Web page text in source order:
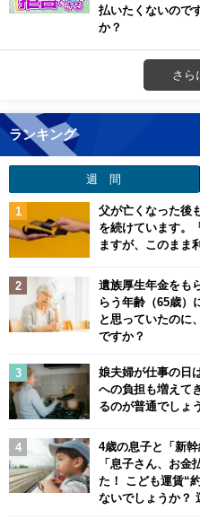
払いたくないので
か？
さら
ランキング
週 間
父が亡くなった後
を続けています。
ますが、このまま
遺族厚生年金をも
らう年齢（65歳）
と思っていたのに
ですか？
娘夫婦が仕事の日
への負担も増えて
るのが普通でしょ
4歳の息子と「新
「息子さん、お金
た！ こども運賃“
ないでしょうか？